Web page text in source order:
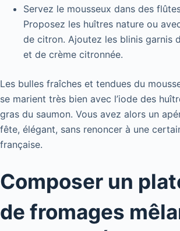
Servez le mousseux dans des
Proposez les huîtres nature ou
de citron. Ajoutez les blinis garnis
et de crème citronnée.
Les bulles fraîches et tendues du
se marient très bien avec l’iode des
gras du saumon. Vous avez alors un
fête, élégant, sans renoncer à une
française.
Composer un
de fromages